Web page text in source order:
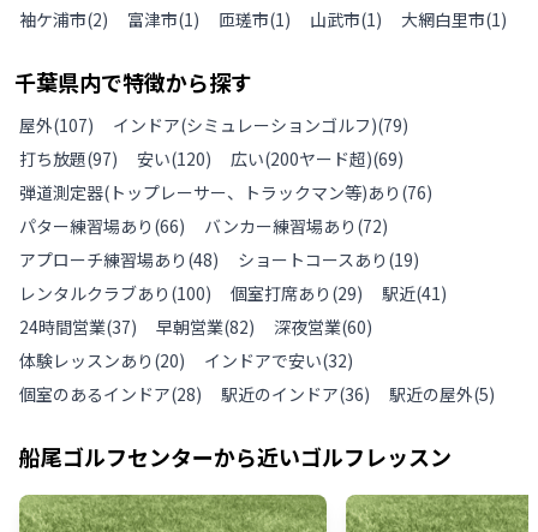
袖ケ浦市(2) 富津市(1) 匝瑳市(1) 山武市(1) 大網白里市(1)
千葉県内で特徴から探す
屋外(107) インドア(シミュレーションゴルフ)(79)
打ち放題(97) 安い(120) 広い(200ヤード超)(69)
弾道測定器(トップレーサー、トラックマン等)あり (76)
パター練習場あり (66) バンカー練習場あり (72)
アプローチ練習場あり (48) ショートコースあり (19)
レンタルクラブあり (100) 個室打席あり (29) 駅近(41)
24時間営業(37) 早朝営業(82) 深夜営業(60)
体験レッスンあり (20) インドアで安い(32)
個室のあるインドア(28) 駅近のインドア(36) 駅近の屋外(5)
船尾ゴルフセンターから近いゴルフレッスン